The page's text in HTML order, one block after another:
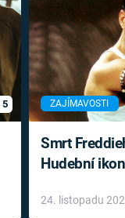
5 ZAJÍMAVOSTI
Smrt
Hudební
léky
24. listopadu